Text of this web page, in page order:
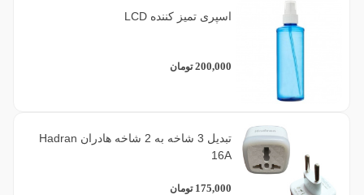
اسپری تمیز کننده LCD
200,000 تومان
تبدیل 3 شاخه به 2 شاخه هادران Hadran
16A
175,000 تومان